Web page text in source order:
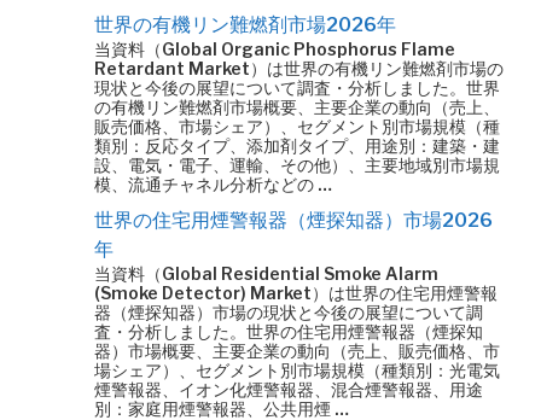
世界の有機リン難燃剤市場2026年
当資料（Global Organic Phosphorus Flame
Retardant Market）は世界の有機リン難燃剤市場の
現状と今後の展望について調査・分析しました。世界
の有機リン難燃剤市場概要、主要企業の動向（売上、
販売価格、市場シェア）、セグメント別市場規模（種
類別：反応タイプ、添加剤タイプ、用途別：建築・建
設、電気・電子、運輸、その他）、主要地域別市場規
模、流通チャネル分析などの …
世界の住宅用煙警報器（煙探知器）市場2026
年
当資料（Global Residential Smoke Alarm
(Smoke Detector) Market）は世界の住宅用煙警報
器（煙探知器）市場の現状と今後の展望について調
査・分析しました。世界の住宅用煙警報器（煙探知
器）市場概要、主要企業の動向（売上、販売価格、市
場シェア）、セグメント別市場規模（種類別：光電気
煙警報器、イオン化煙警報器、混合煙警報器、用途
別：家庭用煙警報器、公共用煙 …